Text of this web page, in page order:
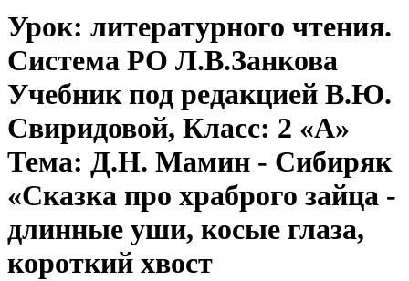
Урок: литературного чтения.
Система РО Л.В.Занкова
Учебник под редакцией В.Ю.
Свиридовой, Класс: 2 «А»
Тема: Д.Н. Мамин - Сибиряк
«Сказка про храброго зайца -
длинные уши, косые глаза,
короткий хвост